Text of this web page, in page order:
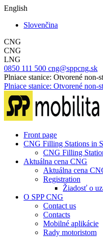
English
Slovenčina
CNG
CNG
LNG
0850 111 500 cng@sppcng.sk
Plniace stanice: Otvorené non-
Plniace stanice: Otvorené non-
Front page
CNG Filling Stations in
CNG Filling
Aktuálna cena CNG
Aktuálna cena
Registration
Žiadosť o
O SPP CNG
Contact us
Contacts
Mobilné aplikácie
Rady motoristom